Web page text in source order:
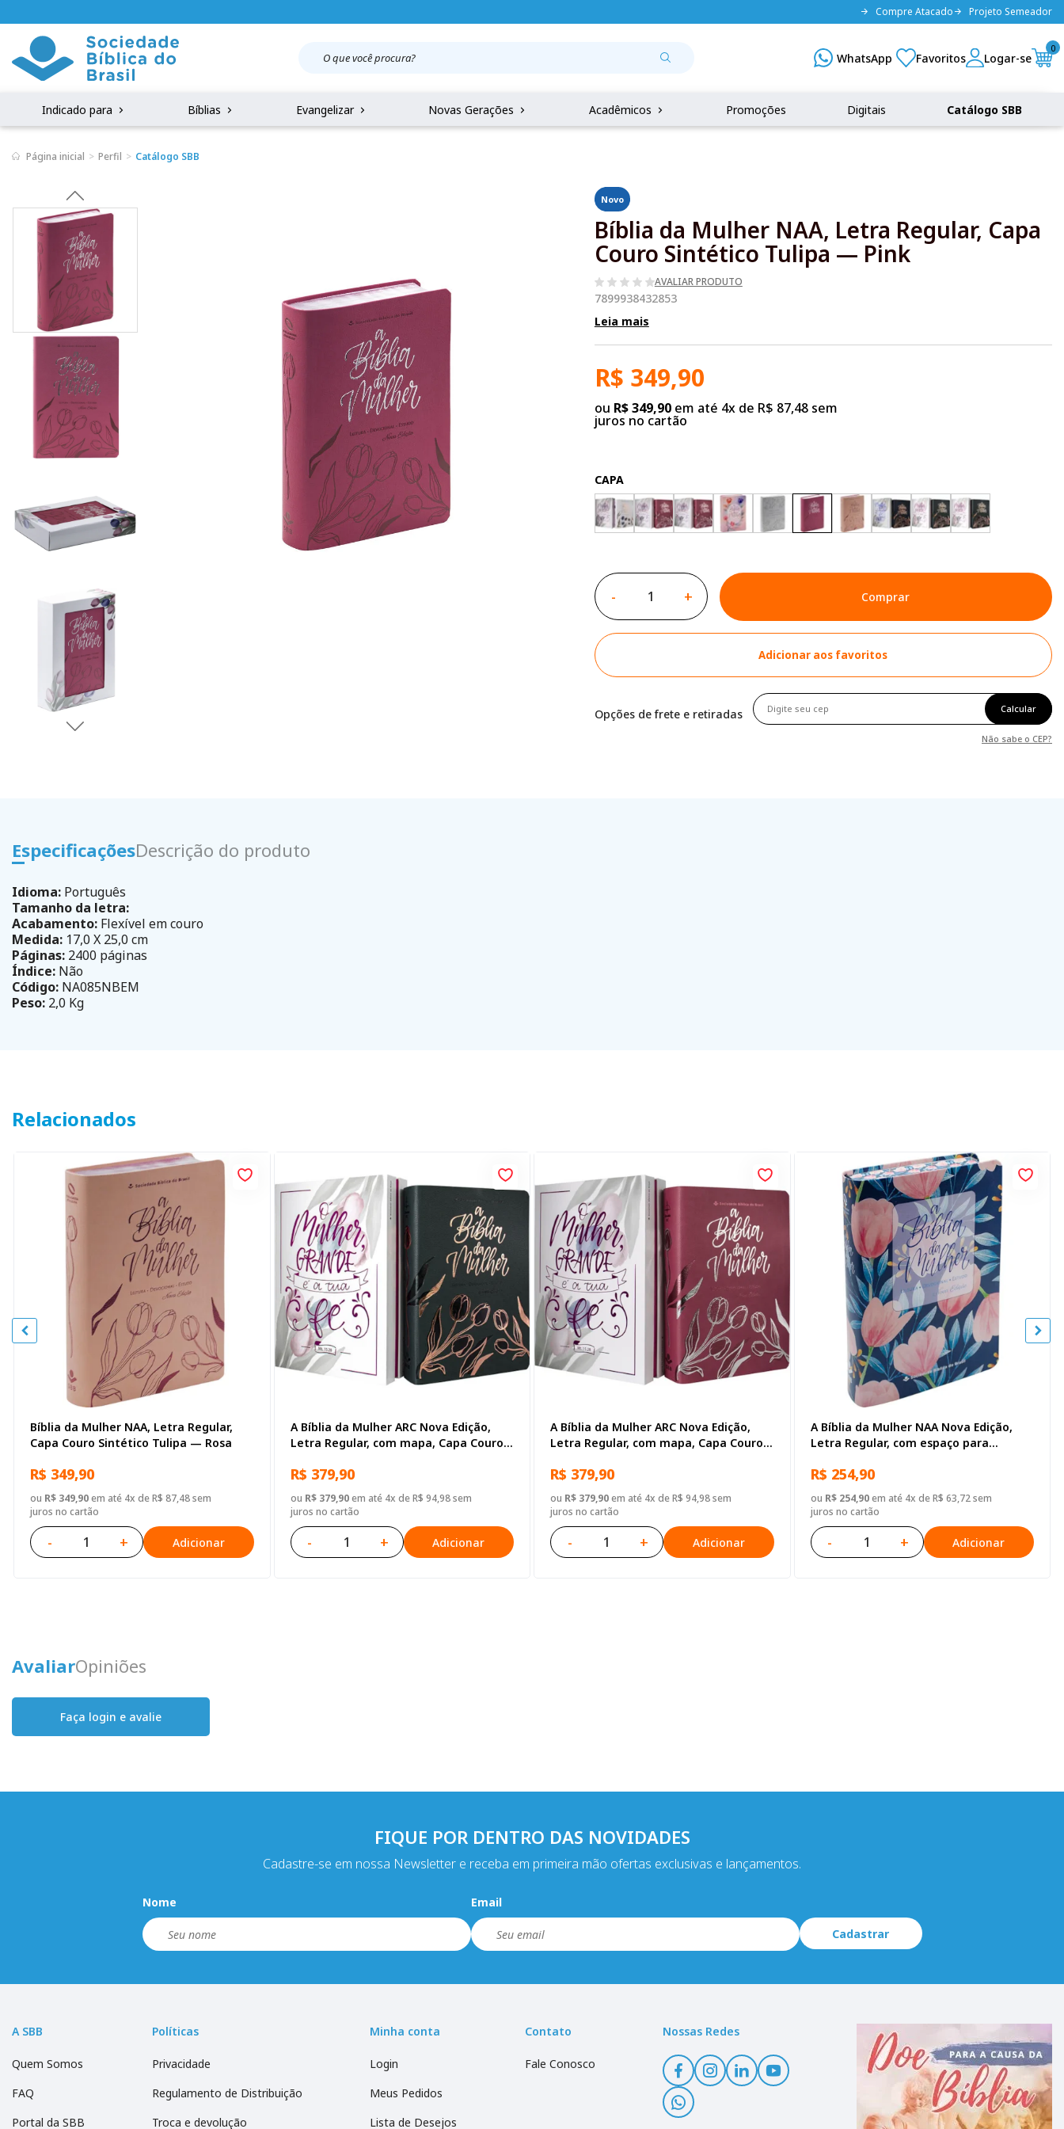
Compre Atacado Projeto Semeador
0
Indicado para Bíblias Evangelizar Novas Gerações Acadêmicos Promoções Digitais Catálogo SBB
Página inicial Perfil Catálogo SBB
Novo
Bíblia da Mulher NAA, Letra Regular, Capa
Couro Sintético Tulipa — Pink
AVALIAR PRODUTO
7899938432853
Leia mais
R$ 349,90
ou R$ 349,90em até 4x de R$ 87,48 sem
juros no cartão
CAPA
- + Comprar
Adicionar aos favoritos
Opções de frete e retiradas Calcular
Não sabe o CEP?
EspecificaçõesDescrição do produto
Idioma: Português
Tamanho da letra:
Acabamento: Flexível em couro
Medida: 17,0 X 25,0 cm
Páginas: 2400 páginas
Índice: Não
Código: NA085NBEM
Peso: 2,0 Kg
Relacionados
Bíblia da Mulher NAA, Letra Regular,
Capa Couro Sintético Tulipa — Rosa
R$ 349,90
ou R$ 349,90em até 4x de R$ 87,48 sem
juros no cartão
- + Adicionar
A Bíblia da Mulher ARC Nova Edição,
Letra Regular, com mapa, Capa Couro
R$ 379,90
ou R$ 379,90em até 4x de R$ 94,98 sem
juros no cartão
- + Adicionar
A Bíblia da Mulher ARC Nova Edição,
Letra Regular, com mapa, Capa Couro
R$ 379,90
ou R$ 379,90em até 4x de R$ 94,98 sem
juros no cartão
- + Adicionar
A Bíblia da Mulher NAA Nova Edição,
Letra Regular, com espaço para
Sintético Azul Tulipa
R$ 254,90
ou R$ 254,90em até 4x de R$ 63,72 sem
juros no cartão
- + Adicionar
AvaliarOpiniões
Faça login e avalie
FIQUE POR DENTRO DAS NOVIDADES
Cadastre-se em nossa Newsletter e receba em primeira mão ofertas exclusivas e lançamentos.
Nome Email
Cadastrar
A SBB
Quem Somos
FAQ
Portal da SBB
Políticas
Privacidade
Regulamento de Distribuição
Troca e devolução
Minha conta
Login
Meus Pedidos
Lista de Desejos
Contato
Fale Conosco
Nossas Redes